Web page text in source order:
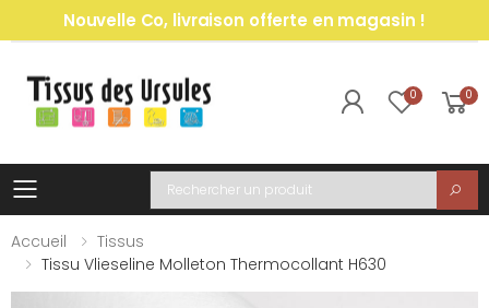
Nouvelle Co, livraison offerte en magasin !
0 0
Toggle mobile menu
Recherche
Accueil
Tissus
Tissu Vlieseline Molleton Thermocollant H630